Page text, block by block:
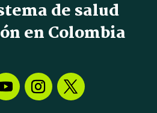
de salud
en Colombia